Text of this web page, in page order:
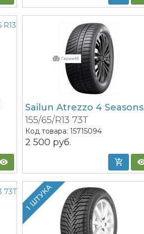
Sailun Atrezzo 4 Seasons
155/65/R13 73T
Код товара:15715094
2 500 руб.
1 ШТУКА